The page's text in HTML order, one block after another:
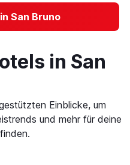
San Bruno
in San
Einblicke, um
und mehr für deine